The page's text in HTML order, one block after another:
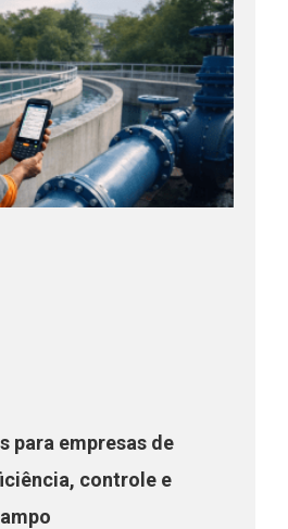
para empresas de
controle e